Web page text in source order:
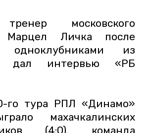
московского
Марцел Личка после
из
дал интервью «РБ
го тура РПЛ «Динамо»
махачкалинских
(4:0), команда